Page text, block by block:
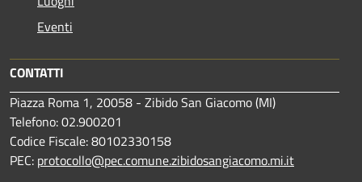
Eventi
CONTATTI
Piazza Roma 1, 20058 - Zibido San Giacomo (MI)
Telefono: 02.900201
Codice Fiscale: 80102330158
PEC: protocollo@pec.comune.zibidosangiacomo.mi.it